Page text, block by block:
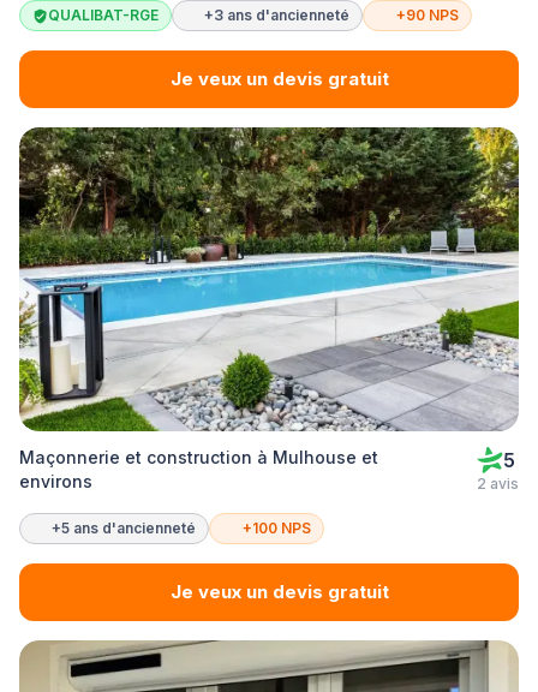
QUALIBAT-RGE +3 ans d'ancienneté +90 NPS
Je veux un devis gratuit
Maçonnerie et construction à Mulhouse et
environs
5
2 avis
+5 ans d'ancienneté +100 NPS
Je veux un devis gratuit